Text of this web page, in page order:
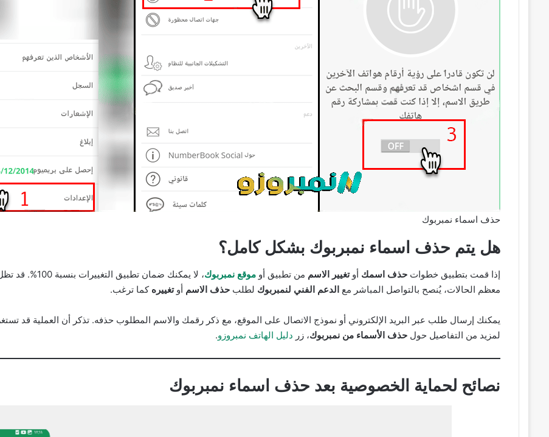
حذف اسماء نمبربوك
هل يتم حذف اسماء نمبربوك بشكل كامل؟
إذا قمت بتطبيق خطوات حذف اسمك أوتغيير الاسم من تطبيق أو موقع نمبربوك
، لا يمكنك
معظم الحالات، يُنصح بالتواصل المباشر مع الدعم الفني لنمبربوك لطلب حذف الاسم أوتغييره كما ترغب.
يمكنك إرسال طلب عبر البريد الإلكتروني أو نموذج الاتصال على الموقع، مع ذكر رقمك والاسم المطلوب حذفه. تذكر أن العملية قد
لمزيد من التفاصيل حول حذف الأسماء من نمبربوك، زر دليل الهاتف نمبروزو.
نصائح لحماية الخصوصية بعد حذف اسماء نمبربوك